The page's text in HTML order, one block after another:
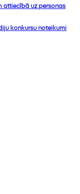
attiecībā uz personas
konkursu noteikumi